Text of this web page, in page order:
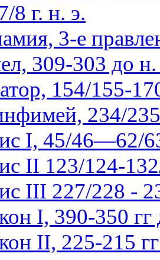
8 г. н. э.
3-е
309-303 до н.
154/155-
234/
I, 45/46—62/
II 123/124-
III 227/228 -
I, 390-350 гг
II, 225-215